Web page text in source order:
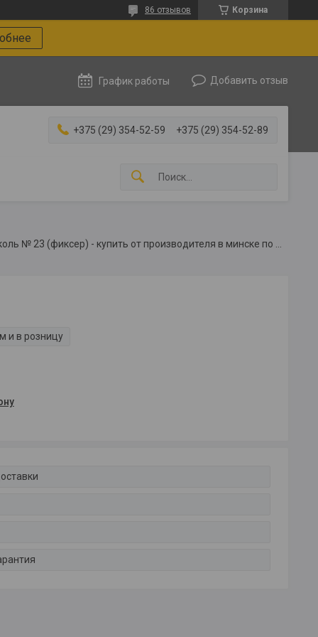
Корзина
86 отзывов
График работы Добавить отзыв
+375 (29) 354-52-59 +375 (29) 354-52-89
и в розницу